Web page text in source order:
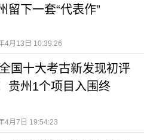
留下一套“代表作”
4月13日 10:39:26
国十大考古新发现初评
贵州1个项目入围终
4月7日 19:54:23